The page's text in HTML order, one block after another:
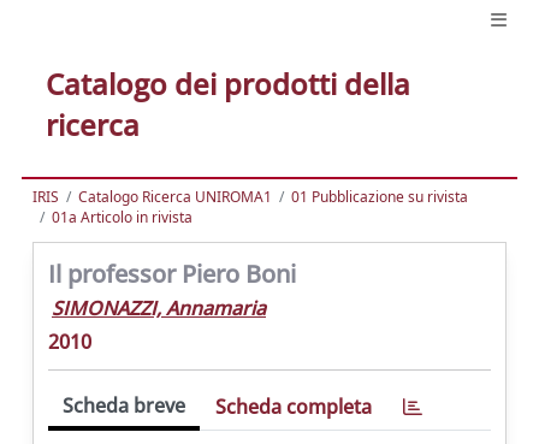
Catalogo dei prodotti della
ricerca
IRIS Catalogo Ricerca UNIROMA1
01 Pubblicazione su rivista
01a Articolo in rivista
Il professor Piero Boni
SIMONAZZI, Annamaria
2010
Scheda breve Scheda completa